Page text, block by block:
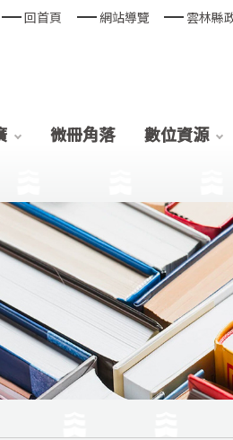
回首頁 網站導覽 雲林縣
微冊角落
數位資源